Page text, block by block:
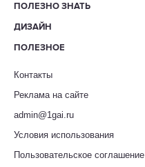
ПОЛЕЗНО ЗНАТЬ
ДИЗАЙН
ПОЛЕЗНОЕ
Контакты
Реклама на сайте
admin@1gai.ru
Условия использования
Пользовательское соглашение